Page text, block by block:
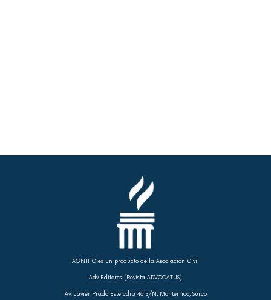
AGNITIO es un producto de la Asociación Civil
Adv Editores (Revista ADVOCATUS)
Av. Javier Prado Este cdra 46 S/N, Monterrico, Surco